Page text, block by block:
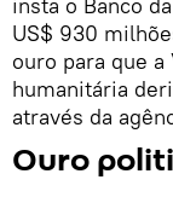
insta o Banco
US$ 930
ouro para que a
humanitária
através da
Ouro